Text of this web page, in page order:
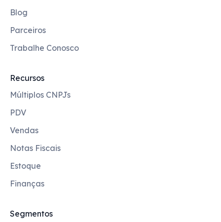
Blog
Parceiros
Trabalhe Conosco
Recursos
Múltiplos CNPJs
PDV
Vendas
Notas Fiscais
Estoque
Finanças
Segmentos